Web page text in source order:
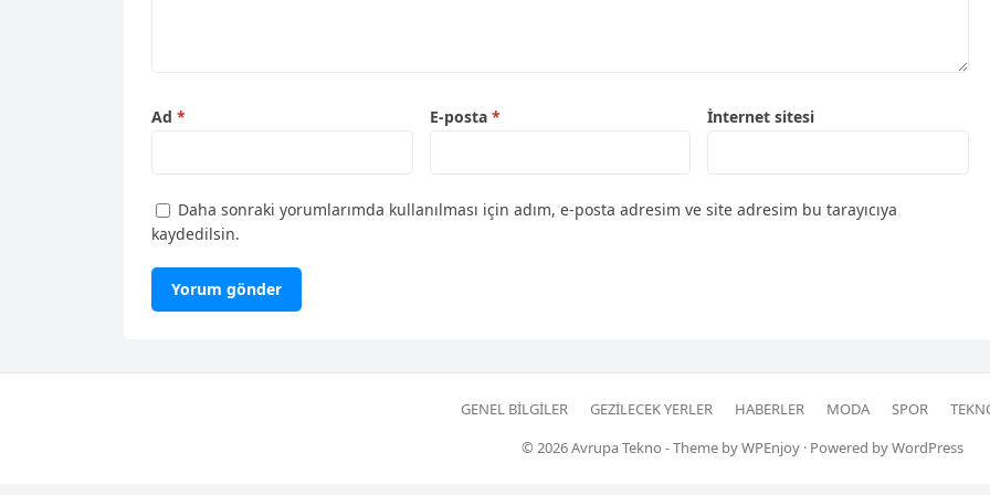
Ad * E-posta * İnternet sitesi
Daha sonraki yorumlarımda kullanılması için adım, e-posta adresim ve site adresim bu tarayıcıya
kaydedilsin.
GENEL BILGILER GEZILECEK YERLER HABERLER MODA SPOR
© 2026Avrupa Tekno - Theme byWPEnjoy · Powered byWordPress